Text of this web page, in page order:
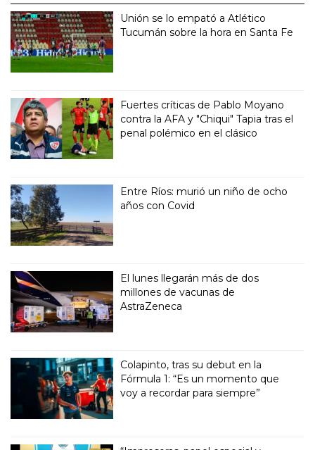
Unión se lo empató a Atlético
Tucumán sobre la hora en Santa Fe
Fuertes críticas de Pablo Moyano
contra la AFA y "Chiqui" Tapia tras el
penal polémico en el clásico
Entre Ríos: murió un niño de ocho
años con Covid
El lunes llegarán más de dos
millones de vacunas de
AstraZeneca
Colapinto, tras su debut en la
Fórmula 1: “Es un momento que
voy a recordar para siempre”